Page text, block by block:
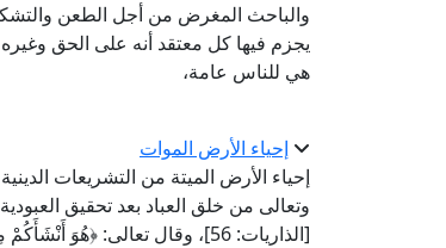
والباحث المغرض من أجل الطعن
يجزم فيها كل معتقد أنه على الحق
هي للناس عامة،
إحياء الأرض الموات
إحياء الأرض الميتة من التشريعات
وتعالى من خلق العباد بعد تحقيق
[الذاريات: 56]، وقال تعالى: ﴿هُوَ أَنْشَأَكُمْ مِنَ الْأَرْضِ وَاسْتَعْمَرَكُمْ فِيهَا﴾ [هود: 61].